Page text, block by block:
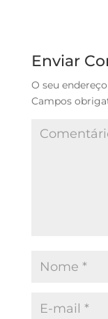
Enviar
O seu
Campos